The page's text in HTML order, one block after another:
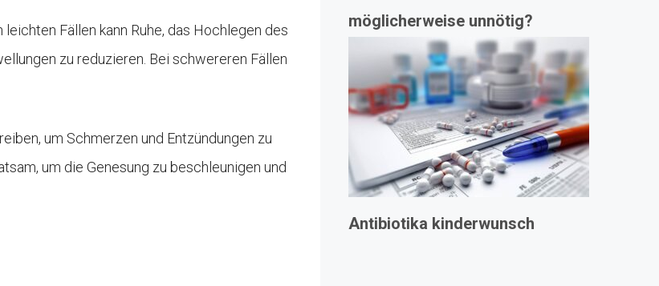
Fällen kann Ruhe, das Hochlegen des
zu reduzieren. Bei schwereren Fällen
um Schmerzen und Entzündungen zu
um die Genesung zu beschleunigen und
möglicherweise unnötig?
Antibiotika kinderwunsch